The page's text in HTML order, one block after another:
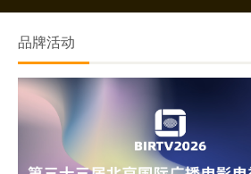
品牌活动